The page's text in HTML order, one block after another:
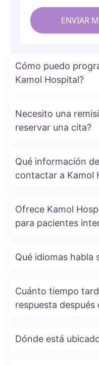
Cómo puedo
Kamol Hospital?
Necesito una
reservar una cita?
Qué información
contactar a Kamol
Ofrece Kamol
para pacientes
Qué idiomas habla
Cuánto tiempo
respuesta
Dónde está